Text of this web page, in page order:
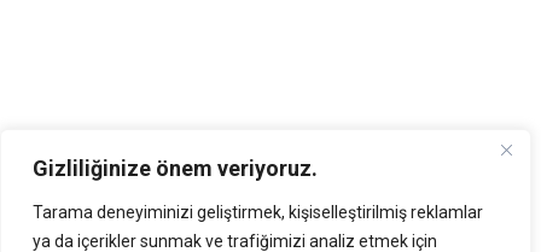
Gizliliğinize önem veriyoruz.
Tarama deneyiminizi geliştirmek, kişiselleştirilmiş reklamlar
ya da içerikler sunmak ve trafiğimizi analiz etmek için